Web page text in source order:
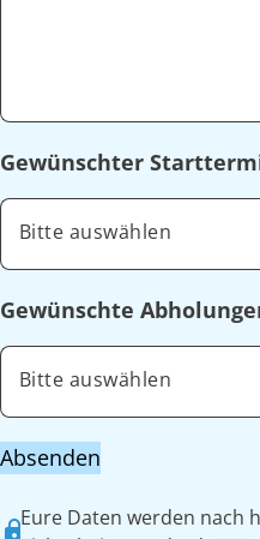
Gewünschter
Bitte auswählen
Gewünschte
Bitte auswählen
Absenden
Eure Daten werden nach